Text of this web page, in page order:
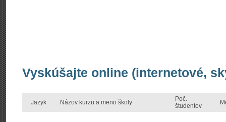
Vyskúšajte online (internetové,
Jazyk Názov kurzu a meno školy
Poč.
študentov